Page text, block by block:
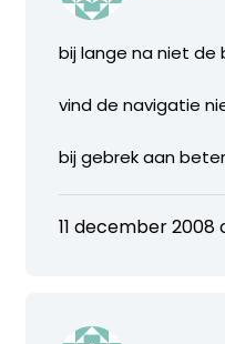
bij lange na niet de
vind de navigatie
bij gebrek aan
11 december 2008